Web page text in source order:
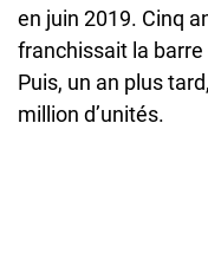
en juin 2019. Cinq
franchissait la
Puis, un an plus
million d’unités.